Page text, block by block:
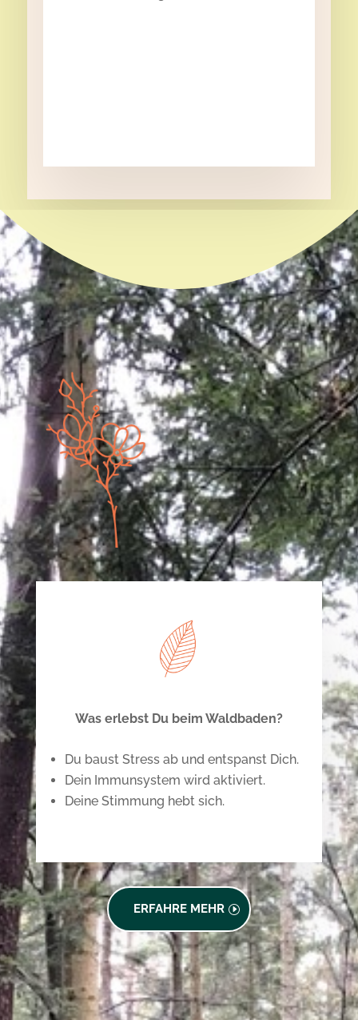
Was erlebst Du beim Waldbaden?
Du baust Stress ab und entspanst Dich.
Dein Immunsystem wird aktiviert.
Deine Stimmung hebt sich.
ERFAHRE MEHR